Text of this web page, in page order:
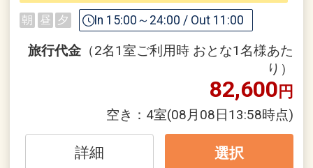
■リーガ・マルシェ
スタッフ厳選のアイテムを自由にお選び
いただけるサービス。
テイクアウトコーヒーや女性に嬉しいプ
客室でお楽しみいただけるアロマバスソ
ルトやコーヒーカプセル等、
ホテルでのご滞在がより充実したものに
なるアイテムが勢ぞろい。
朝 昼 夕 In 15:00～24:00 / Out 11:00
旅行代金 （2名1室ご利用時 おとな1名様あた
り）
82,600円
空き： 4室(08月08日13:58時点)
詳細 選択